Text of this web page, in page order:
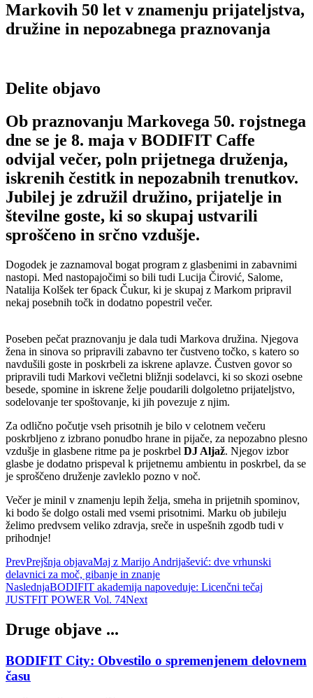
Markovih 50 let v znamenju prijateljstva,
družine in nepozabnega praznovanja
Delite objavo
Ob praznovanju Markovega 50. rojstnega
dne se je 8. maja v BODIFIT Caffe
odvijal večer, poln prijetnega druženja,
iskrenih čestitk in nepozabnih trenutkov.
Jubilej je združil družino, prijatelje in
številne goste, ki so skupaj ustvarili
sproščeno in srčno vzdušje.
Dogodek je zaznamoval bogat program z glasbenimi in zabavnimi
nastopi. Med nastopajočimi so bili tudi Lucija Čirović, Salome,
Natalija Kolšek ter6pack Čukur, ki je skupaj z Markom pripravil
nekaj posebnih točk in dodatno popestril večer.
Poseben pečat praznovanju je dala tudi Markova družina. Njegova
žena in sinova so pripravili zabavno ter čustveno točko, s katero so
navdušili goste in poskrbeli za iskrene aplavze. Čustven govor so
pripravili tudi Markovi večletni bližnji sodelavci, ki so skozi osebne
besede, spomine in iskrene želje poudarili dolgoletno prijateljstvo,
sodelovanje ter spoštovanje, ki jih povezuje z njim.
Za odlično počutje vseh prisotnih je bilo v celotnem večeru
poskrbljeno z izbrano ponudbo hrane in pijače, za nepozabno plesno
vzdušje in glasbene ritme pa je poskrbel DJ Aljaž. Njegov izbor
glasbe je dodatno prispeval k prijetnemu ambientu in poskrbel, da se
je sproščeno druženje zavleklo pozno v noč.
Večer je minil v znamenju lepih želja, smeha in prijetnih spominov,
ki bodo še dolgo ostali med vsemi prisotnimi. Marku ob jubileju
želimo predvsem veliko zdravja, sreče in uspešnih zgodb tudi v
prihodnje!
PrevPrejšnja objavaMaj z Marijo Andrijašević: dve vrhunski
delavnici za moč, gibanje in znanje
NaslednjaBODIFIT akademija napoveduje: Licenčni tečaj
JUSTFIT POWER Vol. 74Next
Druge objave ...
BODIFIT City: Obvestilo o spremenjenem delovnem
času